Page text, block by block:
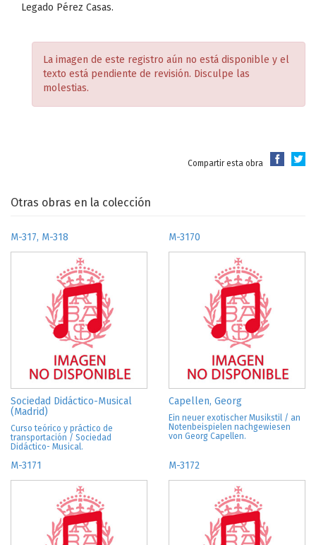
Legado Pérez Casas.
La imagen de este registro aún no está disponible y el
texto está pendiente de revisión. Disculpe las
molestias.
Compartir esta obra
Otras obras en la colección
M-317, M-318
Sociedad Didáctico-Musical
(Madrid)
Curso teórico y práctico de
transportación / Sociedad
Didáctico- Musical.
M-3170
Capellen, Georg
Ein neuer exotischer Musikstil / an
Notenbeispielen nachgewiesen
von Georg Capellen.
M-3171 M-3172